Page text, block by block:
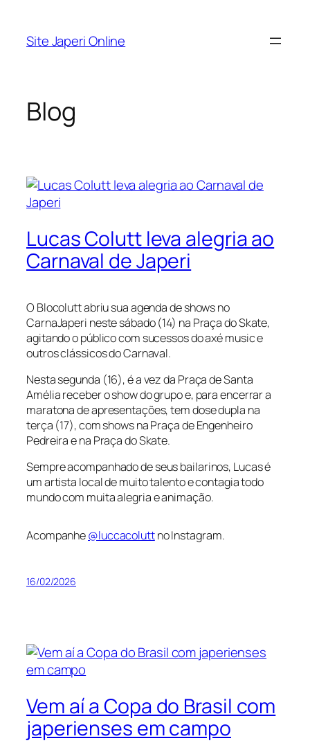
Site Japeri Online
Blog
Lucas Colutt leva alegria ao
Carnaval de Japeri
O Blocolutt abriu sua agenda de shows no
CarnaJaperi neste sábado (14) na Praça do Skate,
agitando o público com sucessos do axé music e
outros clássicos do Carnaval.
Nesta segunda (16), é a vez da Praça de Santa
Amélia receber o show do grupo e, para encerrar a
maratona de apresentações, tem dose dupla na
terça (17), com shows na Praça de Engenheiro
Pedreira e na Praça do Skate.
Sempre acompanhado de seus bailarinos, Lucas é
um artista local de muito talento e contagia todo
mundo com muita alegria e animação.
Acompanhe@luccacoluttno Instagram.
16/02/2026
Vem aí a Copa do Brasil com
japerienses em campo